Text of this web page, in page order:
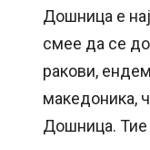
Дошница е
смее да се
ракови,
македоника,
Дошница. Тие